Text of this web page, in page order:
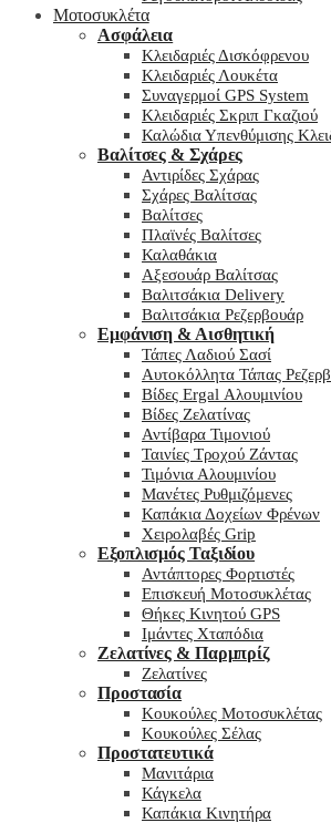
Μοτοσυκλέτα
Ασφάλεια
Κλειδαριές Δισκόφρενου
Κλειδαριές Λουκέτα
Συναγερμοί GPS System
Κλειδαριές Σκριπ Γκαζιού
Καλώδια Υπενθύμισης
Βαλίτσες & Σχάρες
Αντιρίδες Σχάρας
Σχάρες Βαλίτσας
Βαλίτσες
Πλαϊνές Βαλίτσες
Καλαθάκια
Αξεσουάρ Βαλίτσας
Βαλιτσάκια Delivery
Βαλιτσάκια Ρεζερβουάρ
Εμφάνιση & Αισθητική
Τάπες Λαδιού Σασί
Αυτοκόλλητα Τάπας
Βίδες Ergal Αλουμινίου
Βίδες Ζελατίνας
Αντίβαρα Τιμονιού
Ταινίες Τροχού Ζάντας
Τιμόνια Αλουμινίου
Μανέτες Ρυθμιζόμενες
Καπάκια Δοχείων Φρένων
Χειρολαβές Grip
Εξοπλισμός Ταξιδίου
Αντάπτορες Φορτιστές
Επισκευή Μοτοσυκλέτας
Θήκες Κινητού GPS
Ιμάντες Χταπόδια
Ζελατίνες & Παρμπρίζ
Ζελατίνες
Προστασία
Κουκούλες Μοτοσυκλέτας
Κουκούλες Σέλας
Προστατευτικά
Μανιτάρια
Κάγκελα
Καπάκια Κινητήρα